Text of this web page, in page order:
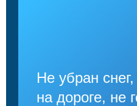
Не убран
на дороге, не